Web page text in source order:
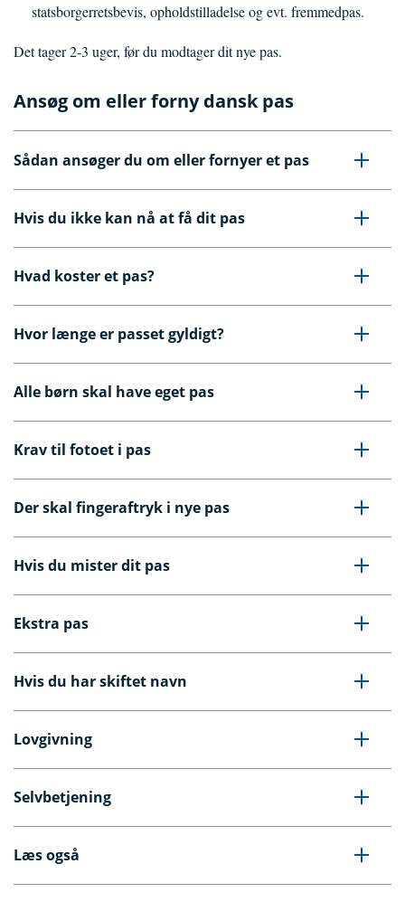
statsborgerretsbevis, opholdstilladelse og evt. fremmedpas.
Det tager 2-3 uger, før du modtager dit nye pas.
Ansøg om eller forny dansk pas
Sådan ansøger du om eller fornyer et pas
Hvis du ikke kan nå at få dit pas
Hvad koster et pas?
Hvor længe er passet gyldigt?
Alle børn skal have eget pas
Krav til fotoet i pas
Der skal fingeraftryk i nye pas
Hvis du mister dit pas
Ekstra pas
Hvis du har skiftet navn
Lovgivning
Selvbetjening
Læs også